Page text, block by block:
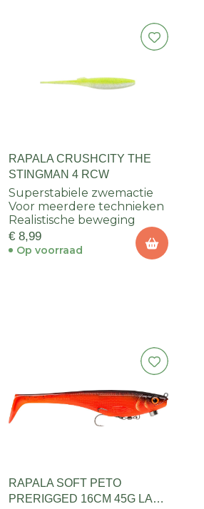
RAPALA CRUSHCITY THE
STINGMAN 4 RCW
Superstabiele zwemactie
Voor meerdere technieken
Realistische beweging
€ 8,99
Op voorraad
RAPALA SOFT PETO
PRERIGGED 16CM 45G LAVA